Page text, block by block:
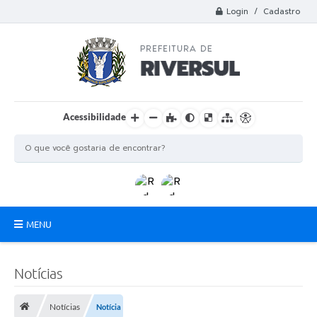
Login / Cadastro
Acessibilidade
MENU
Departamentos
Notícias
Notícias Notícia